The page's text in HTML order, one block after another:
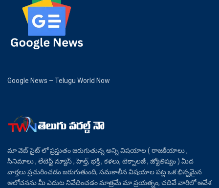
Google News – Telugu World Now
మా వెబ్ సైట్ లో ప్రస్తుతం జరుగుతున్న అన్ని విషయాల ( రాజకీయాలు ,
సినిమాలు , లేటెస్ట్ న్యూస్ , హెల్త్, భక్తి , కళలు, టెక్నాలజీ , జ్యోతిష్యం ) మీద
వార్తలు ప్రచురించడం జరుగుతుంది, సమకాలీన విషయాల పట్ల ఒక భిన్నమైన
ఆలోచనను మీ ఎదుట నివేదించడం మాత్రమే మా ప్రయత్నం, చదివే వారిలో ఆవేశ